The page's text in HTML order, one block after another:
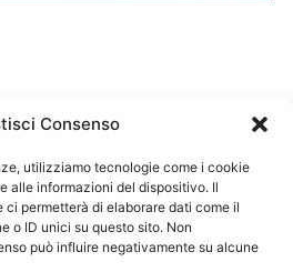
Consenso
utilizziamo tecnologie come i cookie
alle informazioni del dispositivo. Il
permetterà di elaborare dati come il
o ID unici su questo sito. Non
può influire negativamente su alcune
Degli Ordini dei Biologi:
80069130583
www.fnob.it: Vincenzo